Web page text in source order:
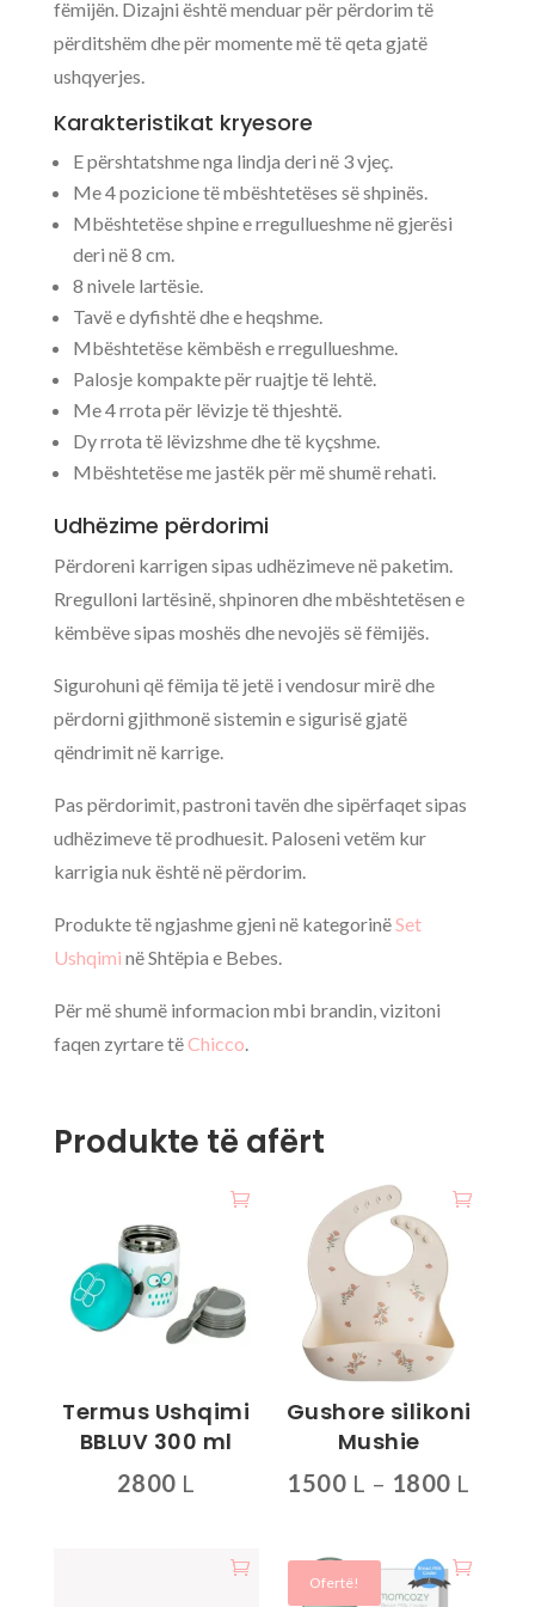
fëmijën. Dizajni është menduar për përdorim të
përditshëm dhe për momente më të qeta gjatë
ushqyerjes.
Karakteristikat kryesore
E përshtatshme nga lindja deri në 3 vjeç.
Me 4 pozicione të mbështetëses së shpinës.
Mbështetëse shpine e rregullueshme në gjerësi
deri në 8 cm.
8 nivele lartësie.
Tavë e dyfishtë dhe e heqshme.
Mbështetëse këmbësh e rregullueshme.
Palosje kompakte për ruajtje të lehtë.
Me 4 rrota për lëvizje të thjeshtë.
Dy rrota të lëvizshme dhe të kyçshme.
Mbështetëse me jastëk për më shumë rehati.
Udhëzime përdorimi
Përdoreni karrigen sipas udhëzimeve në paketim.
Rregulloni lartësinë, shpinoren dhe mbështetësen e
këmbëve sipas moshës dhe nevojës së fëmijës.
Sigurohuni që fëmija të jetë i vendosur mirë dhe
përdorni gjithmonë sistemin e sigurisë gjatë
qëndrimit në karrige.
Pas përdorimit, pastroni tavën dhe sipërfaqet sipas
udhëzimeve të prodhuesit. Paloseni vetëm kur
karrigia nuk është në përdorim.
Produkte të ngjashme gjeni në kategorinëSet
Ushqimi në Shtëpia e Bebes.
Për më shumë informacion mbi brandin, vizitoni
faqen zyrtare tëChicco.
Produkte të afërt
Termus Ushqimi
BBLUV 300 ml
2800 L
Gushore silikoni
Mushie
1500 L – 1800 L
deri
Ofertë!